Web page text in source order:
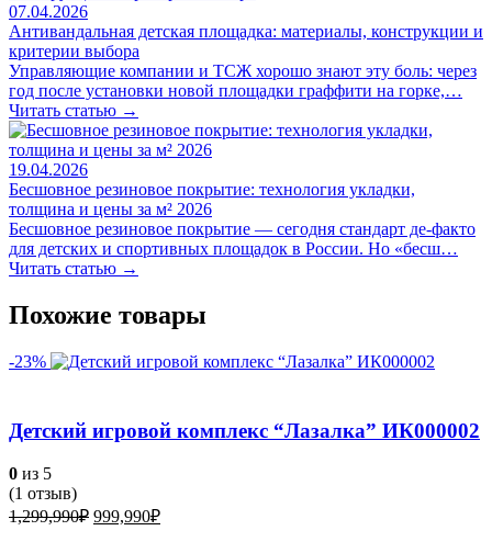
07.04.2026
Антивандальная детская площадка: материалы, конструкции и
критерии выбора
Управляющие компании и ТСЖ хорошо знают эту боль: через
год после установки новой площадки граффити на горке,…
Читать статью →
19.04.2026
Бесшовное резиновое покрытие: технология укладки,
толщина и цены за м² 2026
Бесшовное резиновое покрытие — сегодня стандарт де-факто
для детских и спортивных площадок в России. Но «бесш…
Читать статью →
Похожие товары
-23%
Детский игровой комплекс “Лазалка” ИК000002
0 из 5
(1 отзыв)
1,299,990₽ Первоначальная
999,990₽Текущая